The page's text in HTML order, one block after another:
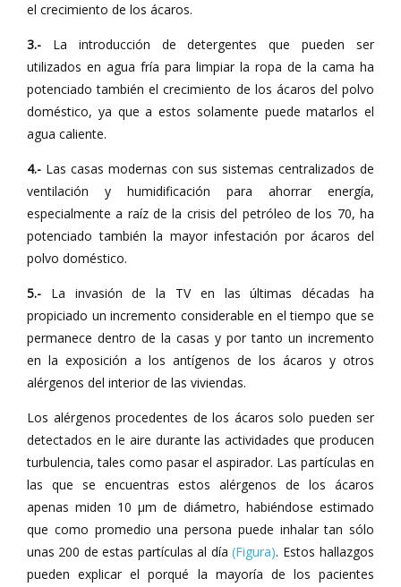
el crecimiento de los ácaros.
3.- La introducción de detergentes que pueden ser
utilizados en agua fría para limpiar la ropa de la cama ha
potenciado también el crecimiento de los ácaros del polvo
doméstico, ya que a estos solamente puede matarlos el
agua caliente.
4.- Las casas modernas con sus sistemas centralizados de
ventilación y humidificación para ahorrar energía,
especialmente a raíz de la crisis del petróleo de los 70, ha
potenciado también la mayor infestación por ácaros del
polvo doméstico.
5.- La invasión de la TV en las últimas décadas ha
propiciado un incremento considerable en el tiempo que se
permanece dentro de la casas y por tanto un incremento
en la exposición a los antígenos de los ácaros y otros
alérgenos del interior de las viviendas.
Los alérgenos procedentes de los ácaros solo pueden ser
detectados en le aire durante las actividades que producen
turbulencia, tales como pasar el aspirador. Las partículas en
las que se encuentras estos alérgenos de los ácaros
apenas miden 10 µm de diámetro, habiéndose estimado
que como promedio una persona puede inhalar tan sólo
unas 200 de estas partículas al día (Figura). Estos hallazgos
pueden explicar el porqué la mayoría de los pacientes